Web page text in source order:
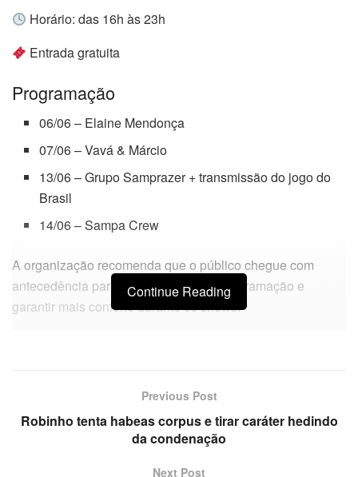
Horário: das 16h às 23h
Entrada gratuita
Programação
06/06 – Elaine Mendonça
07/06 – Vavá & Márcio
13/06 – Grupo Samprazer + transmissão do jogo do
Brasil
14/06 – Sampa Crew
A organização recomenda que o público chegue com
antecedência para aproveitar toda a programação e
garantir mais conforto durante os shows.
Continue Reading
Previous Post
Robinho tenta habeas corpus e tirar caráter hedindo
da condenação
Next Post